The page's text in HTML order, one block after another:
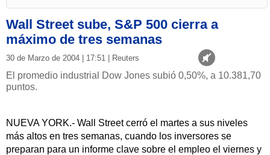
Wall Street sube, S&P 500 cierra a
máximo de tres semanas
30 de Marzo de 2004 | 17:51 | Reuters
El promedio industrial Dow Jones subió 0,50%, a 10.381,70
puntos.
NUEVA YORK.- Wall Street cerró el martes a sus niveles
más altos en tres semanas, cuando los inversores se
preparan para un informe clave sobre el empleo el viernes y